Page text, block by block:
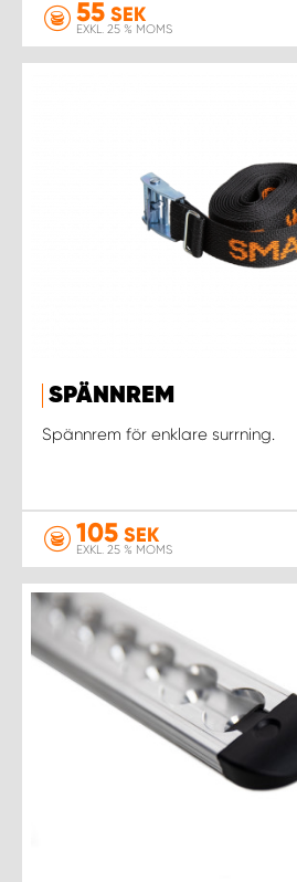
55 SEK
EXKL. 25 % MOMS
SPÄNNREM
Spännrem för enklare surrning.
105 SEK
EXKL. 25 % MOMS
WORK SYSTEM VÄRNAMO
WORK SYSTEM ÖREBRO